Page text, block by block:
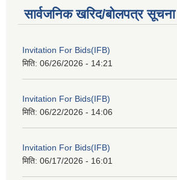
सार्वजनिक खरिद/बोलपत्र सूचना
Invitation For Bids(IFB)
मिति: 06/26/2026 - 14:21
Invitation For Bids(IFB)
मिति: 06/22/2026 - 14:06
Invitation For Bids(IFB)
मिति: 06/17/2026 - 16:01